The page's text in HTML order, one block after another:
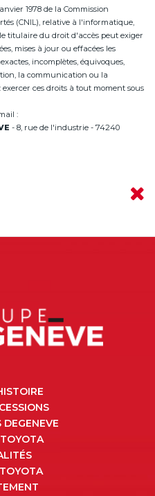
1978 de la Commission
(CNIL), relative à l'informatique,
titulaire du droit d'accès peut exiger
mises à jour ou effacées les
incomplètes, équivoques,
la communication ou la
ces droits à tout moment sous
:
- 8, rue de l'industrie - 74240
DEGENEVE